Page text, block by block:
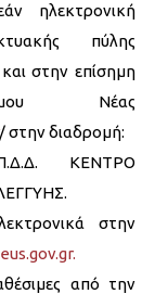
ηλεκτρονική
πύλης
στην επίσημη
Νέας
/ στην διαδρομή:
ΚΕΝΤΡΟ
στην
από την